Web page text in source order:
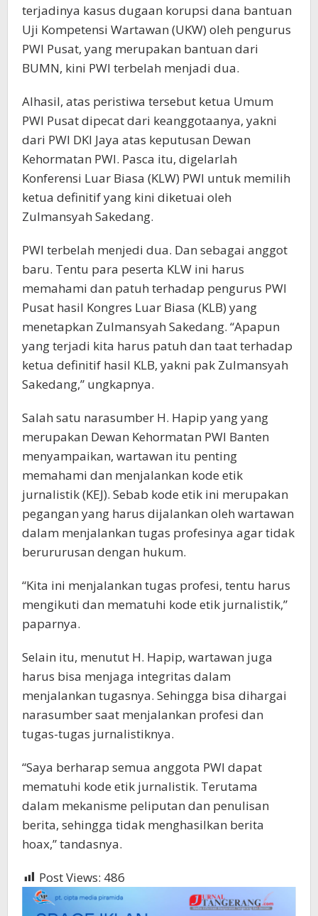
terjadinya kasus dugaan korupsi dana bantuan
Uji Kompetensi Wartawan (UKW) oleh pengurus
PWI Pusat, yang merupakan bantuan dari
BUMN, kini PWI terbelah menjadi dua.
Alhasil, atas peristiwa tersebut ketua Umum
PWI Pusat dipecat dari keanggotaanya, yakni
dari PWI DKI Jaya atas keputusan Dewan
Kehormatan PWI. Pasca itu, digelarlah
Konferensi Luar Biasa (KLW) PWI untuk memilih
ketua definitif yang kini diketuai oleh
Zulmansyah Sakedang.
PWI terbelah menjedi dua. Dan sebagai anggot
baru. Tentu para peserta KLW ini harus
memahami dan patuh terhadap pengurus PWI
Pusat hasil Kongres Luar Biasa (KLB) yang
menetapkan Zulmansyah Sakedang. “Apapun
yang terjadi kita harus patuh dan taat terhadap
ketua definitif hasil KLB, yakni pak Zulmansyah
Sakedang,” ungkapnya.
Salah satu narasumber H. Hapip yang yang
merupakan Dewan Kehormatan PWI Banten
menyampaikan, wartawan itu penting
memahami dan menjalankan kode etik
jurnalistik (KEJ). Sebab kode etik ini merupakan
pegangan yang harus dijalankan oleh wartawan
dalam menjalankan tugas profesinya agar tidak
berururusan dengan hukum.
“Kita ini menjalankan tugas profesi, tentu harus
mengikuti dan mematuhi kode etik jurnalistik,”
paparnya.
Selain itu, menutut H. Hapip, wartawan juga
harus bisa menjaga integritas dalam
menjalankan tugasnya. Sehingga bisa dihargai
narasumber saat menjalankan profesi dan
tugas-tugas jurnalistiknya.
“Saya berharap semua anggota PWI dapat
mematuhi kode etik jurnalistik. Terutama
dalam mekanisme peliputan dan penulisan
berita, sehingga tidak menghasilkan berita
hoax,” tandasnya.
Post Views: 486